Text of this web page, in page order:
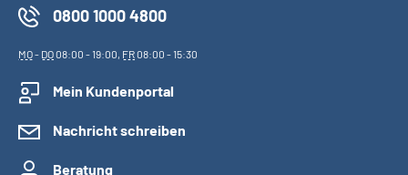
0800 1000 4800
MO- DO08:00 - 19:00, FR08:00 - 15:30
Mein Kundenportal
Nachricht schreiben
Beratung